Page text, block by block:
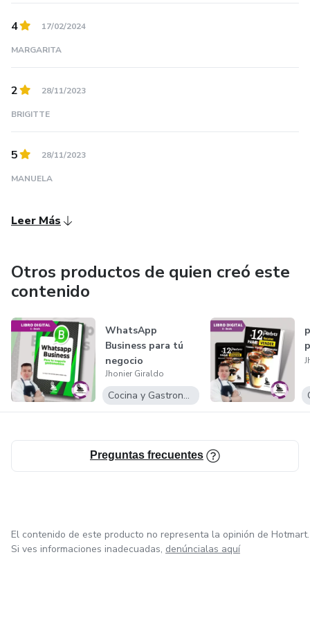
RECIBIRAS LA FORMULA ESTANDAR, para que
aprendas a estandarizar tus recetas.- GRATIS
RECIBIRAS RECETAS PASO A PASO DE CREMAS Y
SALSAS para decorar tus postres.
4 17/02/2024
MARGARITA
2 28/11/2023
BRIGITTE
5 28/11/2023
MANUELA
Leer Más
Otros productos de quien creó este
contenido
WhatsApp
Business para tú
negocio
gastronómico/
restaurantes
Jhonier Giraldo
Cocina y Gastronomía
Preguntas frecuentes
El contenido de este producto no representa la opinión de Hotmart.
Si ves informaciones inadecuadas, denúncialas aquí